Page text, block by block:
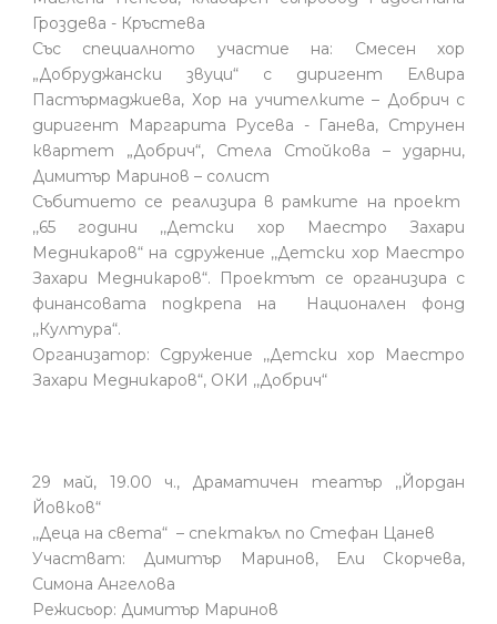
Гроздева - Кръстева
Със специалното участие на: Смесен хор
„Добруджански звуци“ с диригент Елвира
Пастърмаджиева, Хор на учителките – Добрич с
диригент Маргарита Русева - Ганева, Струнен
квартет „Добрич“, Стела Стойкова – ударни,
Димитър Маринов – солист
Събитието се реализира в рамките на проект
,,65 години ,,Детски хор Маестро Захари
Медникаров“ на сдружение ,,Детски хор Маестро
Захари Медникаров“. Проектът се организира с
финансовата подкрепа на Национален фонд
,,Култура“.
Организатор: Сдружение ,,Детски хор Маестро
Захари Медникаров“, ОКИ ,,Добрич“
29 май, 19.00 ч., Драматичен театър ,,Йордан
Йовков“
,,Деца на света“ – спектакъл по Стефан Цанев
Участват: Димитър Маринов, Ели Скорчева,
Симона Ангелова
Режисьор: Димитър Маринов